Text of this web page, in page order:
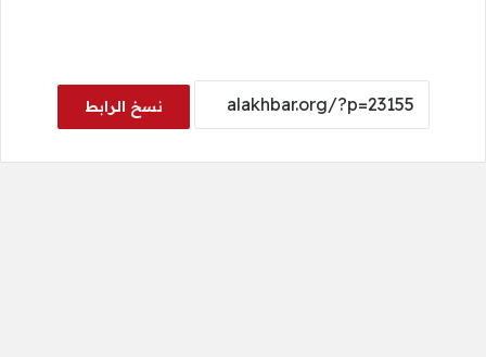
نسخ الرابط